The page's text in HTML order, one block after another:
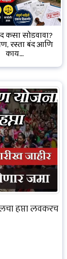
कसा सोडवावा?
रस्ता बंद आणि
काय...
हप्ता लवकरच